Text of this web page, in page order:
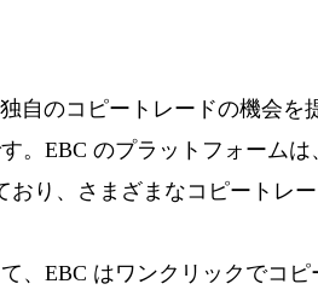
自のコピートレードの機会
。EBC のプラットフォーム
り、さまざまなコピートレー
、EBC はワンクリックでコ